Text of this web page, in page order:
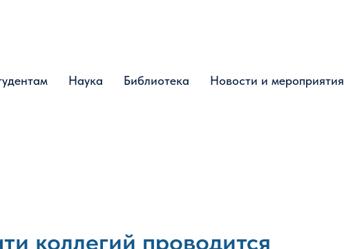
Наука Библиотека Новости и мероприятия
Наука Библиотека Новости и мероприятия
коллегий проводится